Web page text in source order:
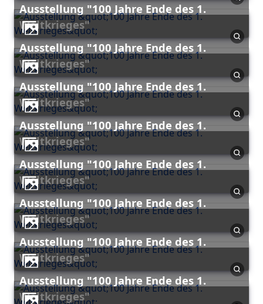
Ausstellung "100 Jahre Ende des 1.
Weltkrieges"
Ausstellung "100 Jahre Ende des 1.
Weltkrieges"
Ausstellung "100 Jahre Ende des 1.
Weltkrieges"
Ausstellung "100 Jahre Ende des 1.
Weltkrieges"
Ausstellung "100 Jahre Ende des 1.
Weltkrieges"
Ausstellung "100 Jahre Ende des 1.
Weltkrieges"
Ausstellung "100 Jahre Ende des 1.
Weltkrieges"
Ausstellung "100 Jahre Ende des 1.
Weltkrieges"